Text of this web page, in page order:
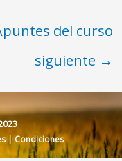
del curso
siguiente →
| Condiciones